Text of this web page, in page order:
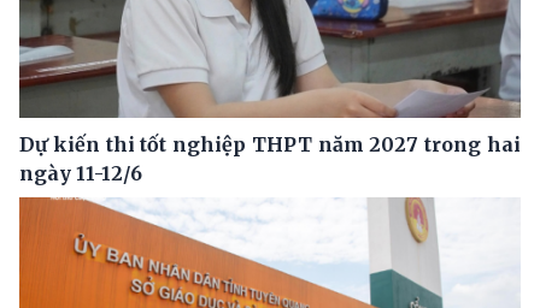
Dự kiến thi tốt nghiệp THPT năm 2027 trong hai
ngày 11-12/6